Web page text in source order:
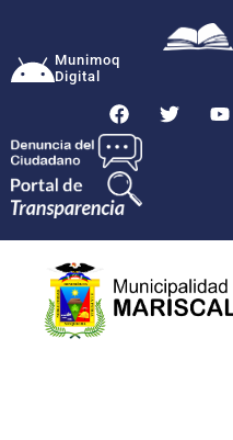
Munimoq
Digital